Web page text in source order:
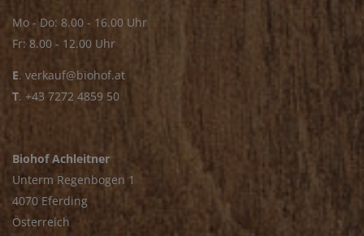
Mo - Do: 8.00 - 16.00 Uhr
Fr: 8.00 - 12.00 Uhr
E. verkauf@biohof.at
T. +43 7272 4859 50
Biohof Achleitner
Unterm Regenbogen 1
4070 Eferding
Österreich